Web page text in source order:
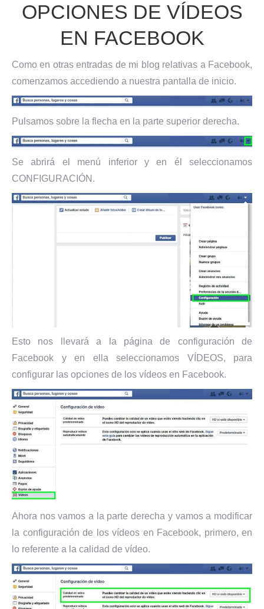
OPCIONES DE VÍDEOS
EN FACEBOOK
Como en otras entradas de mi blog relativas a Facebook,
comenzamos accediendo a nuestra pantalla de inicio.
Pulsamos sobre la flecha en la parte superior derecha.
Se abrirá el menú inferior y en él seleccionamos
CONFIGURACIÓN.
Esto nos llevará a la página de configuración de
Facebook y en ella seleccionamos VÍDEOS, para
configurar las opciones de los vídeos en Facebook.
Ahora nos vamos a la parte derecha y vamos a modificar
la configuración de los vídeos en Facebook, primero, en
lo referente a la calidad de vídeo.